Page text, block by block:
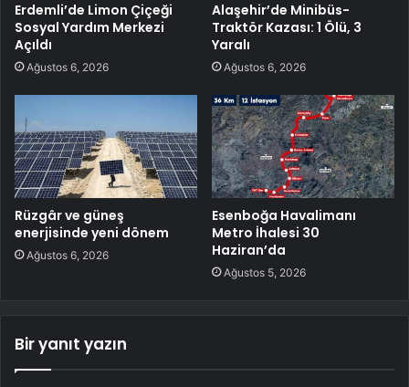
Erdemli’de Limon Çiçeği
Sosyal Yardım Merkezi
Açıldı
Ağustos 6, 2026
Alaşehir’de Minibüs-
Traktör Kazası: 1 Ölü, 3
Yaralı
Ağustos 6, 2026
Rüzgâr ve güneş
enerjisinde yeni dönem
Ağustos 6, 2026
Esenboğa Havalimanı
Metro İhalesi 30
Haziran’da
Ağustos 5, 2026
Bir yanıt yazın